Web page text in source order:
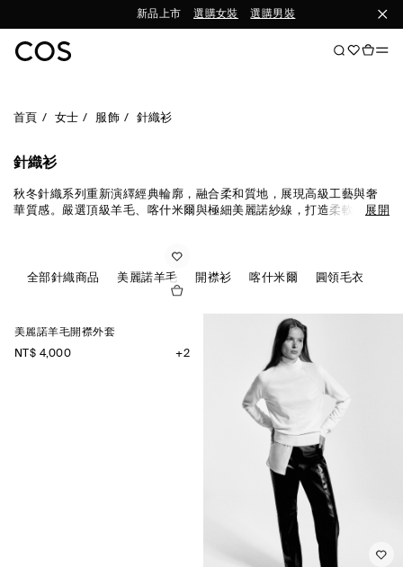
新品上市 選購女裝 選購男裝
首頁 女士 服飾 針織衫
針織衫
秋冬針織系列重新演繹經典輪廓，融合柔和質地，展現高級工藝與奢
華質感。嚴選頂級羊毛、喀什米爾與極細美麗諾紗線，打造柔軟舒適展開
全部針織商品 美麗諾羊毛 開襟衫 喀什米爾 圓領毛衣
美麗諾羊毛開襟外套
NT$ 4,000
+2